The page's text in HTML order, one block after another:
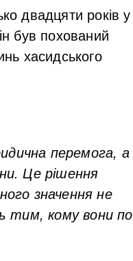
двадцяти років у
був похований
хасидського
перемога, а
Це рішення
значення не
тим, кому вони по